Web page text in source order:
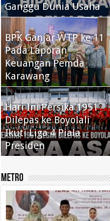
Ganggu Dunia Usaha
BPK Ganjar WTP ke 11
Pada Laporan
Keuangan Pemda
Karawang
Hari Ini Persika 1951
Dilepas ke Boyolali
Ikuti Liga 4 Piala
Presiden
Metro